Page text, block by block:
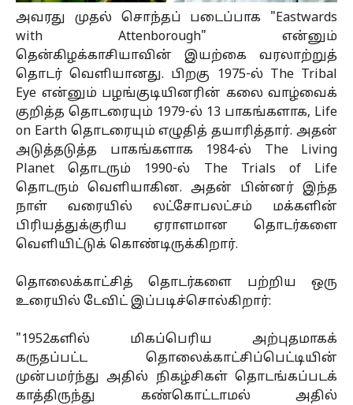
அவரது முதல் சொந்தப் படைப்பாக "Eastwards
with Attenborough" என்னும்
தென்கிழக்காசியாவின் இயற்கை வரலாற்றுத்
தொடர் வெளியானது. பிறகு 1975-ல் The Tribal
Eye என்னும் பழங்குடியினரின் கலை வாழ்வைக்
குறித்த தொடரையும் 1979-ல் 13 பாகங்களாக, Life
on Earth தொடரையும் எழுதித் தயாரித்தார். அதன்
அடுத்தடுத்த பாகங்களாக 1984-ல் The Living
Planet தொடரும் 1990-ல் The Trials of Life
தொடரும் வெளியாகின. அதன் பின்னர் இந்த
நாள் வரையில் லட்சோபலட்சம் மக்களின்
பிரியத்துக்குரிய ஏராளமான தொடர்களை
வெளியிட்டுக் கொண்டிருக்கிறார்.
தொலைக்காட்சித் தொடர்களை பற்றிய ஒரு
உரையில் டேவிட் இப்படிச்சொல்கிறார்:
"1952களில் மிகப்பெரிய அற்புதமாகக்
கருதப்பட்ட தொலைக்காட்சிப்பெட்டியின்
முன்பமர்ந்து அதில் நிகழ்சிகள் தொடங்கப்படக்
காத்திருந்து கண்கொட்டாமல் அதில்